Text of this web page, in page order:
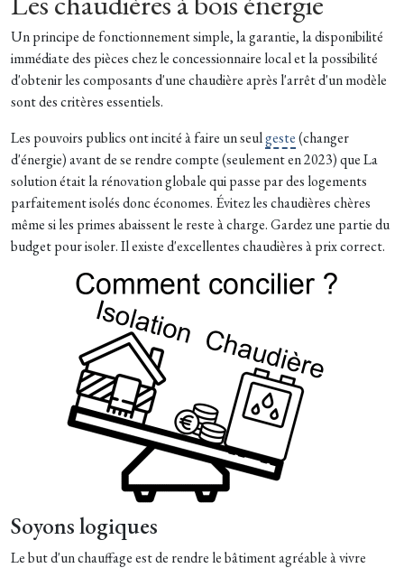
Un principe de fonctionnement simple, la garantie, la disponibilité
immédiate des pièces chez le concessionnaire local et la possibilité
d'obtenir les composants d'une chaudière après l'arrêt d'un modèle
sont des critères essentiels.
Les pouvoirs publics ont incité à faire un seulgeste(changer
d'énergie) avant de se rendre compte (seulement en 2023) que La
solution était la rénovation globale qui passe par des logements
parfaitement isolés donc économes. Évitez les chaudières chères
même si les primes abaissent le reste à charge. Gardez une partie du
budget pour isoler. Il existe d'excellentes chaudières à prix correct.
Soyons logiques
Le but d'un chauffage est de rendre le bâtiment agréable à vivre